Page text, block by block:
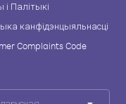
Палітыкі
канфідэнцыяльнасці
Complaints Code